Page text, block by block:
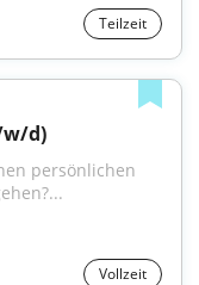
Teilzeit
d)
persönlichen
Vollzeit